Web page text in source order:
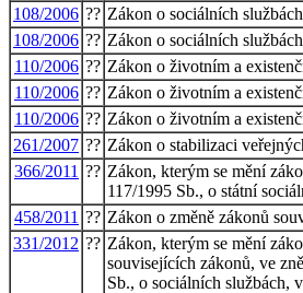
108/2006 ?? Zákon o sociálních službách
108/2006 ?? Zákon o sociálních službách
110/2006 ?? Zákon o životním a
110/2006 ?? Zákon o životním a
110/2006 ?? Zákon o životním a
261/2007 ?? Zákon o stabilizaci
366/2011 ?? Zákon, kterým se mění
117/1995 Sb., o státní
458/2011 ?? Zákon o změně zákonů
331/2012 ?? Zákon, kterým se mění
souvisejících zákonů, ve
Sb., o sociálních službách,